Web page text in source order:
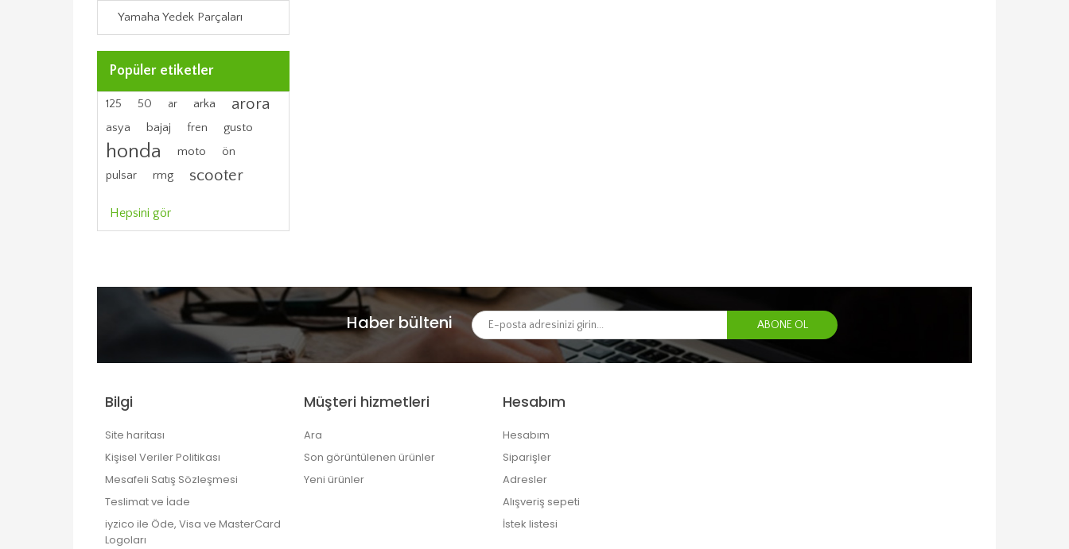
Yamaha Yedek Parçaları
Popüler etiketler
125 50 ar arka arora
asya bajaj fren gusto
honda moto
ön
pulsar
rmg scooter
Hepsini gör
Haber bülteni
Bilgi
Site haritası
Kişisel Veriler Politikası
Mesafeli Satış Sözleşmesi
Teslimat ve İade
iyzico ile Öde, Visa ve MasterCard
Logoları
Müşteri hizmetleri
Ara
Son görüntülenen ürünler
Yeni ürünler
Hesabım
Hesabım
Siparişler
Adresler
Alışveriş sepeti
İstek listesi